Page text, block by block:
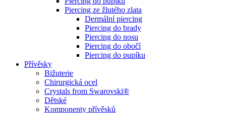
Piercing ze žlutého zlata
Dermální piercing
Piercing do brady
Piercing do nosu
Piercing do obočí
Piercing do pupíku
Přívěsky
Bižuterie
Chirurgická ocel
Crystals from Swarovski®
Dětské
Komponenty přívěsků